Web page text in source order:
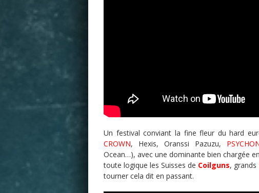
Un festival conviant la fine fleur du hard
CROWN, Hexis, Oranssi Pazuzu,
Ocean…), avec une dominante bien chargée
toute logique les Suisses de Coilguns, grands
tourner cela dit en passant.